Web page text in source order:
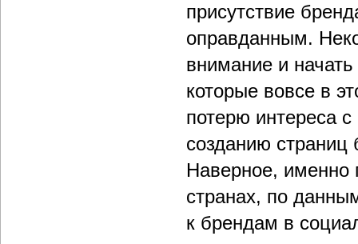
присутствие
оправданным.
внимание и
которые вовсе в
потерю интереса
созданию страниц
Наверное, именно
странах, по
к брендам в